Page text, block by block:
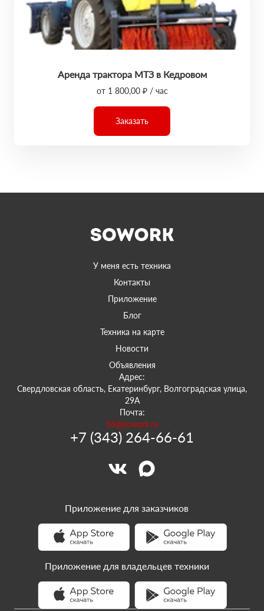
Аренда трактора МТЗ в Кедровом
от 1 800,00 ₽ / час
Заказать
У меня есть техника
Контакты
Приложение
Блог
Техника на карте
Новости
Объявления
Адрес:
Свердловская область, Екатеринбург, Волгоградская улица,
29А
Почта:
66@sowork.ru
+7 (343) 264-66-61
Приложение для заказчиков
Приложение для владельцев техники